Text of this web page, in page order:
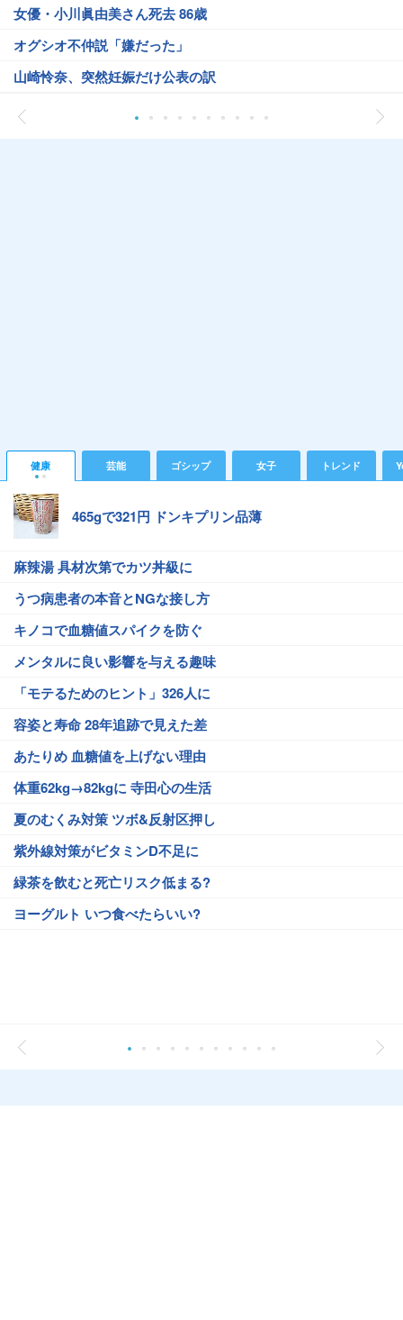
女優・小川眞由美さん死去 86歳
オグシオ不仲説「嫌だった」
山崎怜奈、突然妊娠だけ公表の訳
健康 芸能 ゴシップ 女子 トレンド
465gで321円 ドンキプリン品薄
麻辣湯 具材次第でカツ丼級に
うつ病患者の本音とNGな接し方
キノコで血糖値スパイクを防ぐ
メンタルに良い影響を与える趣味
「モテるためのヒント」326人に
容姿と寿命 28年追跡で見えた差
あたりめ 血糖値を上げない理由
体重62kg→82kgに 寺田心の生活
夏のむくみ対策 ツボ&反射区押し
紫外線対策がビタミンD不足に
緑茶を飲むと死亡リスク低まる?
ヨーグルト いつ食べたらいい?